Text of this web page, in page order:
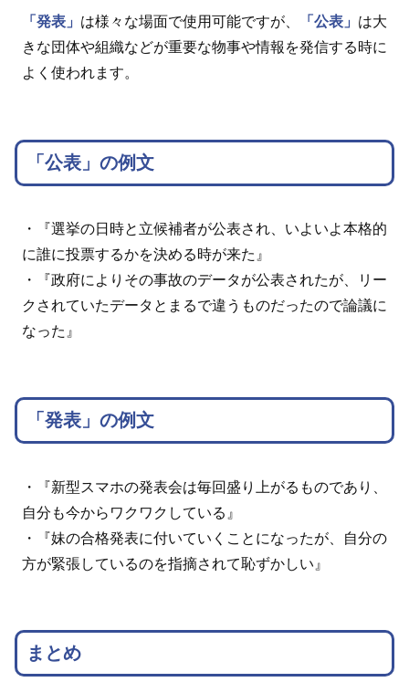
「発表」 は様々な場面で使用可能ですが、 「公表」 は大
きな団体や組織などが重要な物事や情報を発信する時に
よく使われます。
「公表」の例文
・『選挙の日時と立候補者が公表され、いよいよ本格的
に誰に投票するかを決める時が来た』
・『政府によりその事故のデータが公表されたが、リー
クされていたデータとまるで違うものだったので論議に
なった』
「発表」の例文
・『新型スマホの発表会は毎回盛り上がるものであり、
自分も今からワクワクしている』
・『妹の合格発表に付いていくことになったが、自分の
方が緊張しているのを指摘されて恥ずかしい』
まとめ